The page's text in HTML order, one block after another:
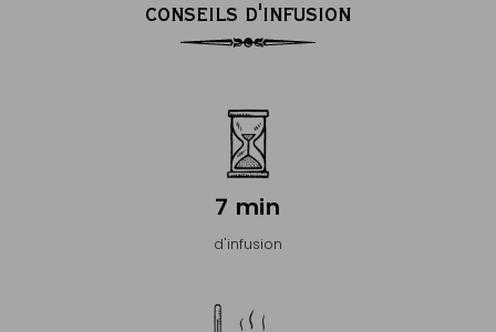
CONSEILS D'INFUSION
7 min
d'infusion